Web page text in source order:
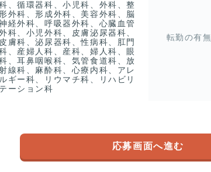
、循環器科、小児科、外科、整
外科、形成外科、美容外科、脳
経外科、呼吸器外科、心臓血管
科、小児外科、皮膚泌尿器科、
皮膚科、泌尿器科、性病科、肛門
、産婦人科、産科、婦人科、眼
、耳鼻咽喉科、気管食道科、放
線科、麻酔科、心療内科、アレ
ルギー科、リウマチ科、リハビリ
テーション科
転勤の有無
応募画面へ進む